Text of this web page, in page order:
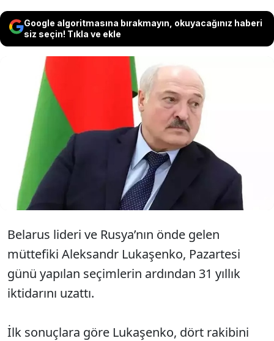
Google algoritmasına bırakmayın, okuyacağınız haberi
siz seçin! Tıkla ve ekle
Belarus lideri Aleksandr Lukaşenko, tartışmalı
seçimlerde oyların yüzde 86.8’ini alarak 31 yıllık
iktidarını uzattı. Avrupa ülkeleri, seçimlerin adil
olmadığını belirterek sonucu kınadı. Lukaşenko,
eleştirileri reddederken, sürgündeki muhalif lider
Sviatlana Tsikhanouskaya seçimi "diktatörler için
bir ritüel" olarak tanımladı.
Belarus lideri ve Rusya’nın önde gelen
müttefiki Aleksandr Lukaşenko, Pazartesi
günü yapılan seçimlerin ardından 31 yıllık
iktidarını uzattı.
İlk sonuçlara göre Lukaşenko, dört rakibini